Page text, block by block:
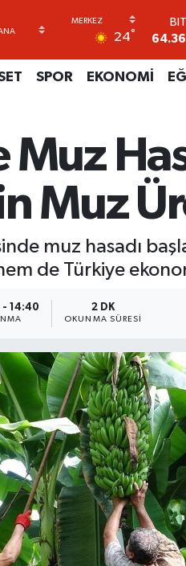
24°
SPOR EKONOMİ
Muz
Muz
muz hasadı
de Türkiye
- 14:40 2 DK
OKUNMA SÜRESI